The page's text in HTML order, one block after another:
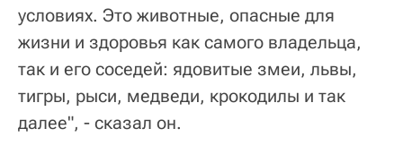
условиях. Это животные, опасные для
жизни и здоровья как самого владельца,
так и его соседей: ядовитые змеи, львы,
тигры, рыси, медведи, крокодилы и так
далее", - сказал он.